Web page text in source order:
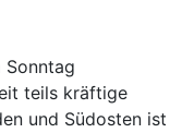
Sonntag
teils kräftige
und Südosten ist